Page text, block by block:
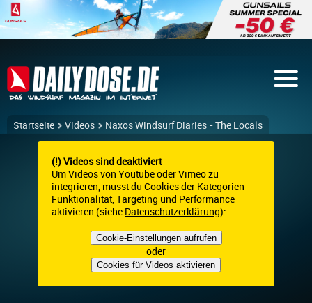
Startseite Videos Naxos Windsurf Diaries - The Locals
(!) Videos sind deaktiviert
Um Videos von Youtube oder Vimeo zu
integrieren, musst du Cookies der Kategorien
Funktionalität, Targeting und Performance
aktivieren (siehe Datenschutzerklärung):
Cookie-Einstellungen aufrufen
oder
Cookies für Videos aktivieren